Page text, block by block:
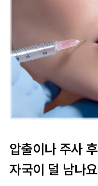
압출이나 주사
자국이 덜 남나